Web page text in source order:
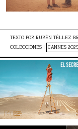
TEXTO POR RUBÉN TÉLLEZ
COLECCIONES | CANNES 2025